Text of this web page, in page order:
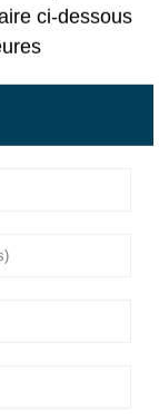
ci-dessous